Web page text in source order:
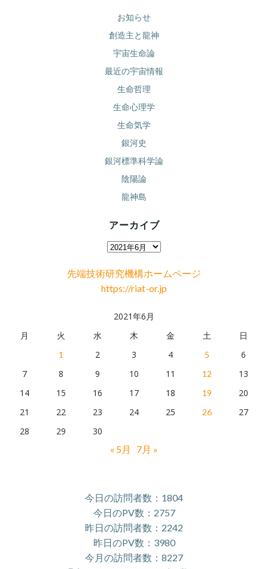
お知らせ
創造主と龍神
宇宙生命論
最近の宇宙情報
生命哲理
生命心理学
生命気学
銀河史
銀河標準科学論
陰陽論
龍神島
アーカイブ
ア
カ
イ
先端技術研究機構ホームページ
https://riat-or.jp
2021年6月
月
火 水 木 金 土 日
1 2 3 4 5
6
7
8 9 10 11 12
13
14
15 16 17 18 19
20
21
22 23 24 25 26
27
28
29
30
« 5月
7月 »
今日の訪問者数：1804
今日のPV数：2757
昨日の訪問者数：2242
昨日のPV数：3980
今月の訪問者数：8227